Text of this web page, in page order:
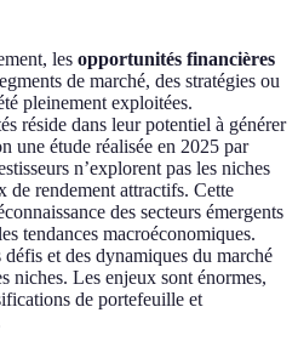
les opportunités financières
de marché, des stratégies ou
pleinement exploitées.
réside dans leur potentiel à générer
une étude réalisée en 2025 par
n’explorent pas les niches
de rendement attractifs. Cette
des secteurs émergents
tendances macroéconomiques.
et des dynamiques du marché
niches. Les enjeux sont énormes,
de portefeuille et